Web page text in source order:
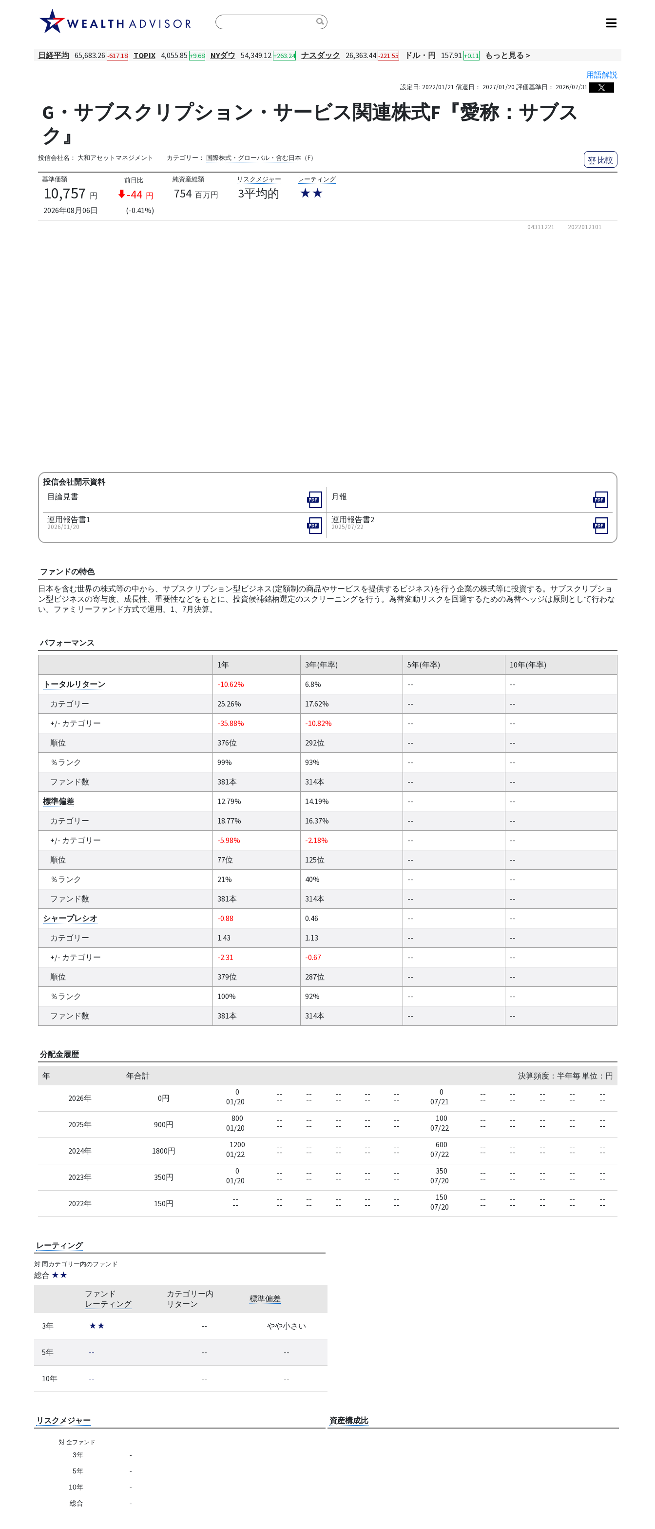
日経平均 65,683.26 -617.18 TOPIX 4,055.85 +9.68 NYダウ 54,349.12 +263.24 ナスダック 26,363.44 -221.55 ドル・円 157.91 +0.11
もっと見る＞
用語解説
設定日: 2022/01/21 償還日： 2027/01/20 評価基準日： 2026/07/31
G・サブスクリプション・サービス関連株式F『愛称：サブス
ク』
投信会社名： 大和アセットマネジメント カテゴリー： 国際株式・グローバル・含む日本（F） 比較
基準価額
10,757 円
2026年08月06日
前日比
-44 円
(-0.41%)
純資産総額
754 百万円
リスクメジャー
3平均的
レーティング
★★
04311221 2022012101
投信会社開示資料
目論見書
月報
運用報告書1
2026/01/20
運用報告書2
2025/07/22
ファンドの特色
日本を含む世界の株式等の中から、サブスクリプション型ビジネス(定額制の商品やサービスを提供するビジネス)を行う企業の株式等に投資する。サブスクリプショ
ン型ビジネスの寄与度、成長性、重要性などをもとに、投資候補銘柄選定のスクリーニングを行う。為替変動リスクを回避するための為替ヘッジは原則として行わな
い。ファミリーファンド方式で運用。1、7月決算。
パフォーマンス
1年 3年(年率) 5年(年率)
10年(年率)
トータルリターン
-10.62% 6.8% --
--
カテゴリー
25.26% 17.62% --
--
+/- カテゴリー
-35.88% -10.82% --
--
順位
376位 292位 --
--
％ランク
99% 93% --
--
ファンド数
381本 314本 --
--
標準偏差
12.79% 14.19% --
--
カテゴリー
18.77% 16.37% --
--
+/- カテゴリー
-5.98% -2.18% --
--
順位
77位 125位 --
--
％ランク
21% 40% --
--
ファンド数
381本 314本 --
--
シャープレシオ
-0.88 0.46 --
--
カテゴリー
1.43 1.13 --
--
+/- カテゴリー
-2.31 -0.67 --
--
順位
379位 287位 --
--
％ランク
100% 92% --
--
ファンド数
381本 314本 -- --
分配金履歴
年 年合計 決算頻度：半年毎 単位：円
2026年 0円
0
01/20
--
--
--
--
--
--
--
--
--
--
0
07/21
--
--
--
--
--
--
--
--
--
--
2025年 900円
800
01/20
--
--
--
--
--
--
--
--
--
--
100
07/22
--
--
--
--
--
--
--
--
--
--
2024年 1800円
1200
01/22
--
--
--
--
--
--
--
--
--
--
600
07/22
--
--
--
--
--
--
--
--
--
--
2023年 350円
0
01/20
--
--
--
--
--
--
--
--
--
--
350
07/20
--
--
--
--
--
--
--
--
--
--
2022年 150円 --
--
--
--
--
--
--
--
--
--
--
--
150
07/20
--
--
--
--
--
--
--
--
--
--
レーティング
対 同カテゴリー内のファンド
総合 ★★
ファンド
レーティング
カテゴリー内
リターン
標準偏差
3年 ★★ -- やや小さい
5年 -- -- --
10年 -- -- --
リスクメジャー
対 全ファンド
3年 -
5年 -
10年 -
総合 -
資産構成比